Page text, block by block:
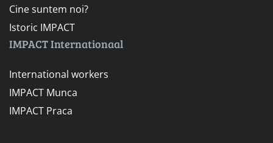
Cine suntem noi?
Istoric IMPACT
IMPACT Internationaal
International workers
IMPACT Munca
IMPACT Praca